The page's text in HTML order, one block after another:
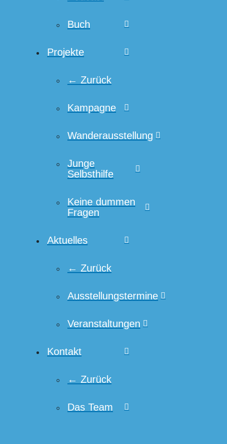
Buch
Projekte
← Zurück
Kampagne
Wanderausstellung
Junge
Selbsthilfe
Keine dummen
Fragen
Aktuelles
← Zurück
Ausstellungstermine
Veranstaltungen
Kontakt
← Zurück
Das Team